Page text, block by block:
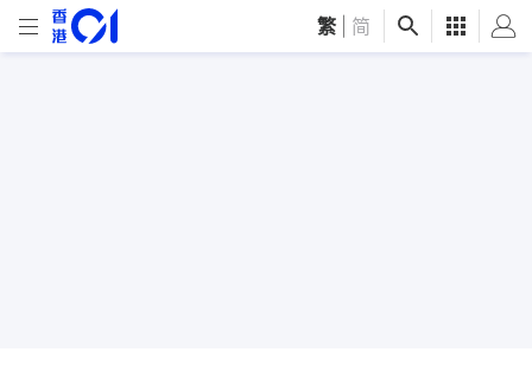
繁 简